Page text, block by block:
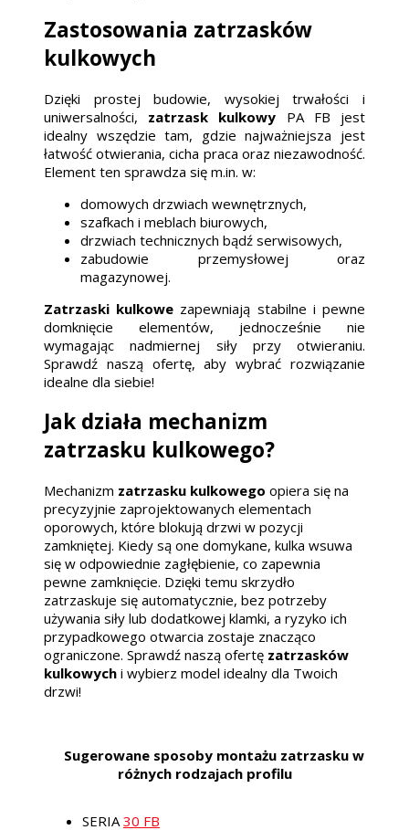
Zastosowania zatrzasków
kulkowych
Dzięki prostej budowie, wysokiej trwałości i
uniwersalności, zatrzask kulkowy PA FB jest
idealny wszędzie tam, gdzie najważniejsza jest
łatwość otwierania, cicha praca oraz niezawodność.
Element ten sprawdza się m.in. w:
domowych drzwiach wewnętrznych,
szafkach i meblach biurowych,
drzwiach technicznych bądź serwisowych,
zabudowie przemysłowej oraz
magazynowej.
Zatrzaski kulkowe zapewniają stabilne i pewne
domknięcie elementów, jednocześnie nie
wymagając nadmiernej siły przy otwieraniu.
Sprawdź naszą ofertę, aby wybrać rozwiązanie
idealne dla siebie!
Jak działa mechanizm
zatrzasku kulkowego?
Mechanizm zatrzasku kulkowego opiera się na
precyzyjnie zaprojektowanych elementach
oporowych, które blokują drzwi w pozycji
zamkniętej. Kiedy są one domykane, kulka wsuwa
się w odpowiednie zagłębienie, co zapewnia
pewne zamknięcie. Dzięki temu skrzydło
zatrzaskuje się automatycznie, bez potrzeby
używania siły lub dodatkowej klamki, a ryzyko ich
przypadkowego otwarcia zostaje znacząco
ograniczone. Sprawdź naszą ofertę zatrzasków
kulkowych i wybierz model idealny dla Twoich
drzwi!
Sugerowane sposoby montażu zatrzasku w
różnych rodzajach profilu
SERIA 30 FB